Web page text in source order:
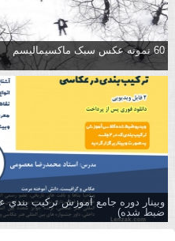
60 نمونه عکس سبک ماکسیمالیسم
وبینار دوره جامع آموزش تركيب بندي
ضبط شده)